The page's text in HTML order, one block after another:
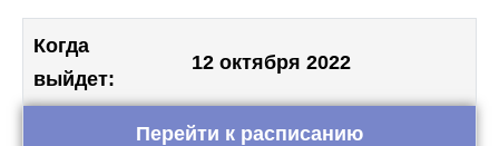
Когда
выйдет:
12 октября 2022
Перейти к расписанию